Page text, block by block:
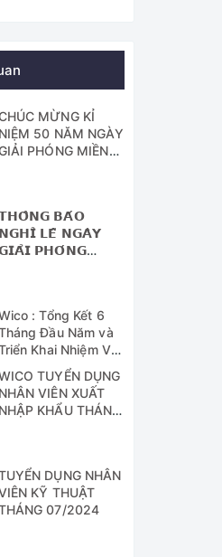
MỪNG KỈ
NIỆM 50 NĂM NGÀY
PHÓNG MIỀN
𝗕𝗔́𝗢
𝗡𝗚𝗛𝗜̉ 𝗟𝗘̂̃ 𝗡𝗚𝗔̀𝗬
𝗣𝗛𝗢́𝗡𝗚
(𝟭/𝟱) : Tổng Kết 6
Đầu Năm và
Khai Nhiệm Vụ
Công Tác 6 Tháng
Cuối Năm 2024
TUYỂN DỤNG
NHÂN VIÊN XUẤT
NHẬP KHẨU THÁNG
DỤNG NHÂN
KỸ THUẬT
07/2024